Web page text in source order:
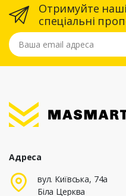
Отримуйте
спеціальні
Ваша email адреса
Адреса
вул. Київська, 74а
Біла Церква